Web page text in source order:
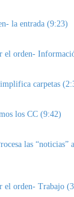
la entrada (9:23)
el orden-
carpetas
los CC (9:42)
las “noticias”
el orden- Trabajo